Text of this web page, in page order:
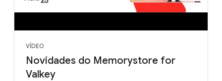
VÍDEO
Novidades do Memorystore for
Valkey